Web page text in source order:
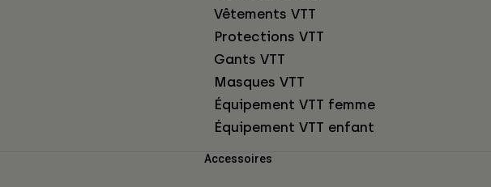
Vêtements VTT
Protections VTT
Gants VTT
Masques VTT
Équipement VTT femme
Équipement VTT enfant
Accessoires